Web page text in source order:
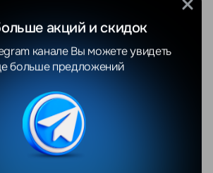
Все
(Fold / Ultra): что известно
как конкуренты набивают шишки
всё это время делала вид, что формат её
акций и скидок
канале Вы можете увидеть
больше предложений